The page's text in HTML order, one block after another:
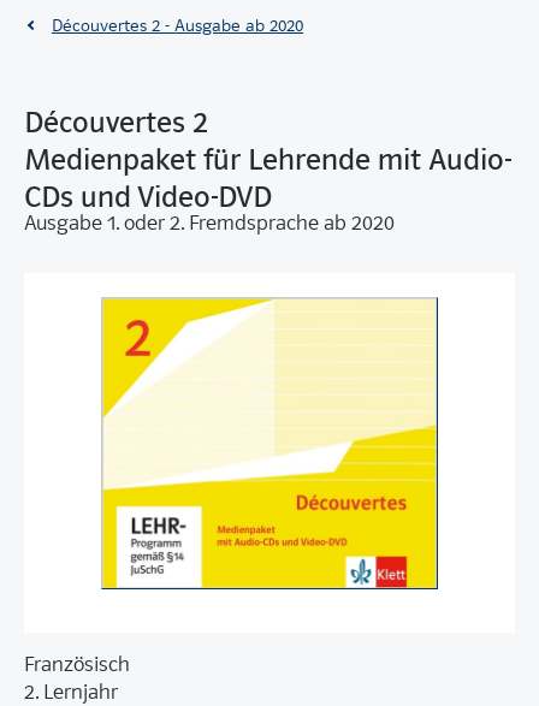
Découvertes 2 - Ausgabe ab 2020
Découvertes 2
Medienpaket für Lehrende mit Audio-
CDs und Video-DVD
Ausgabe 1. oder 2. Fremdsprache ab 2020
Französisch
2. Lernjahr